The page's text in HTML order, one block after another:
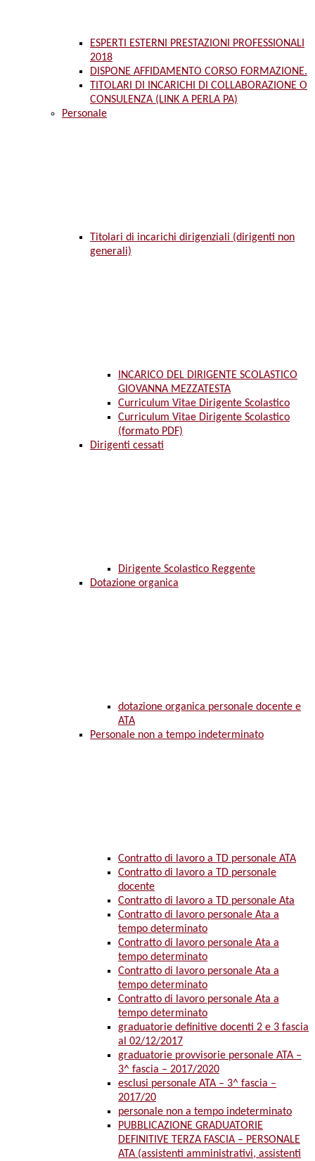
ESPERTI ESTERNI PRESTAZIONI PROFESSIONALI
2018
DISPONE AFFIDAMENTO CORSO FORMAZIONE.
TITOLARI DI INCARICHI DI COLLABORAZIONE O
CONSULENZA (LINK A PERLA PA)
Personale
Titolari di incarichi dirigenziali (dirigenti non
generali)
INCARICO DEL DIRIGENTE SCOLASTICO
GIOVANNA MEZZATESTA
Curriculum Vitae Dirigente Scolastico
Curriculum Vitae Dirigente Scolastico
(formato PDF)
Dirigenti cessati
Dirigente Scolastico Reggente
Dotazione organica
dotazione organica personale docente e
ATA
Personale non a tempo indeterminato
Contratto di lavoro a TD personale ATA
Contratto di lavoro a TD personale
docente
Contratto di lavoro a TD personale Ata
Contratto di lavoro personale Ata a
tempo determinato
Contratto di lavoro personale Ata a
tempo determinato
Contratto di lavoro personale Ata a
tempo determinato
Contratto di lavoro personale Ata a
tempo determinato
graduatorie definitive docenti 2 e 3 fascia
al 02/12/2017
graduatorie provvisorie personale ATA –
3^ fascia – 2017/2020
esclusi personale ATA – 3^ fascia –
2017/20
personale non a tempo indeterminato
PUBBLICAZIONE GRADUATORIE
DEFINITIVE TERZA FASCIA – PERSONALE
ATA (assistenti amministrativi, assistenti